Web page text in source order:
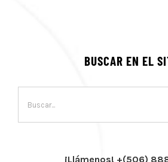
BUSCAR EN EL
¡Llámenos! +(506)